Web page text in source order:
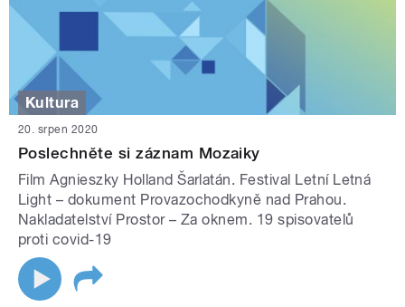
Kultura
20. srpen 2020
Poslechněte si záznam Mozaiky
Film Agnieszky Holland Šarlatán. Festival Letní Letná
Light – dokument Provazochodkyně nad Prahou.
Nakladatelství Prostor – Za oknem. 19 spisovatelů
proti covid-19